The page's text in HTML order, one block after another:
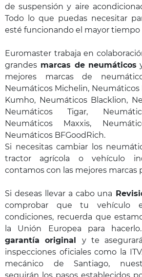
de suspensión y aire
Todo lo que puedas necesitar
esté funcionando el mayor tiempo
Euromaster trabaja en
grandes marcas de neumáticos
mejores marcas de
Neumáticos Michelin, Neumáticos
Kumho, Neumáticos Blacklion,
Neumáticos Tigar,
Neumáticos Maxxis,
Neumáticos BFGoodRich.
Si necesitas cambiar los
tractor agrícola o vehículo
contamos con las mejores marcas
Si deseas llevar a cabo una
comprobar que tu vehículo
condiciones, recuerda que
la Unión Europea para
garantía original y te
inspecciones oficiales como la
mecánico de Santiago,
seguirán los pasos establecidos